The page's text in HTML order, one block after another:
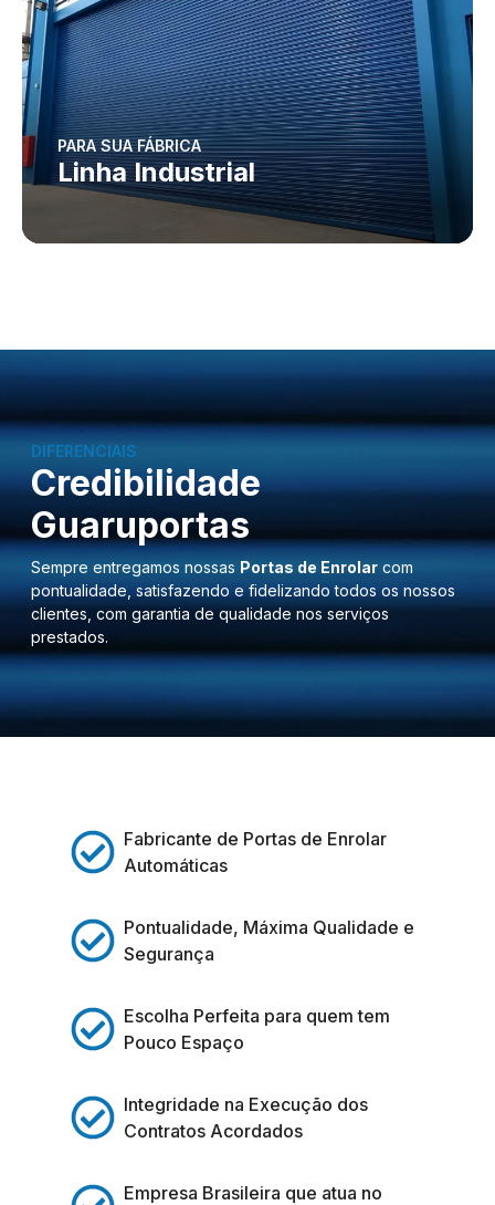
PARA SUA FÁBRICA
Linha Industrial
DIFERENCIAIS
Credibilidade
Guaruportas
Sempre entregamos nossas Portas de Enrolar com
pontualidade, satisfazendo e fidelizando todos os nossos
clientes, com garantia de qualidade nos serviços
prestados.
Fabricante de Portas de Enrolar
Automáticas
Pontualidade, Máxima Qualidade e
Segurança
Escolha Perfeita para quem tem
Pouco Espaço
Integridade na Execução dos
Contratos Acordados
Empresa Brasileira que atua no